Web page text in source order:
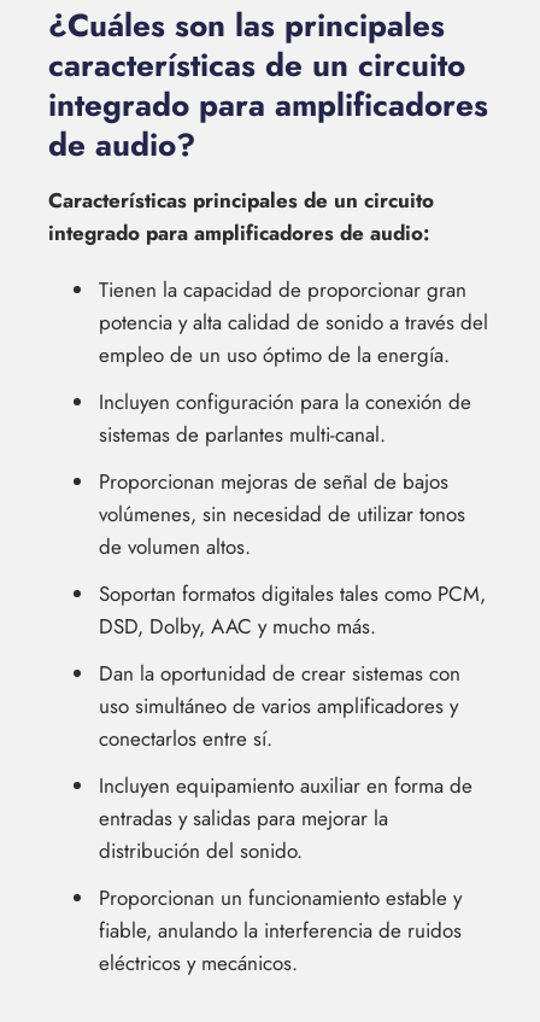
¿Cuáles son las principales
características de un circuito
integrado para amplificadores
de audio?
Características principales de un circuito
integrado para amplificadores de audio:
Tienen la capacidad de proporcionar gran
potencia y alta calidad de sonido a través del
empleo de un uso óptimo de la energía.
Incluyen configuración para la conexión de
sistemas de parlantes multi-canal.
Proporcionan mejoras de señal de bajos
volúmenes, sin necesidad de utilizar tonos
de volumen altos.
Soportan formatos digitales tales como PCM,
DSD, Dolby, AAC y mucho más.
Dan la oportunidad de crear sistemas con
uso simultáneo de varios amplificadores y
conectarlos entre sí.
Incluyen equipamiento auxiliar en forma de
entradas y salidas para mejorar la
distribución del sonido.
Proporcionan un funcionamiento estable y
fiable, anulando la interferencia de ruidos
eléctricos y mecánicos.